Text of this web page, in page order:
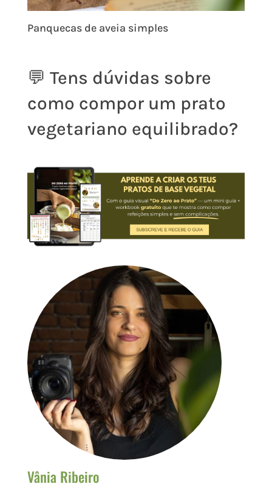
Panquecas de aveia simples
💬 Tens dúvidas sobre
como compor um prato
vegetariano equilibrado?
Vânia Ribeiro